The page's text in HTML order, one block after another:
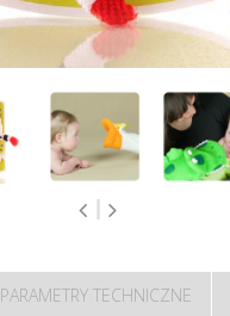
PARAMETRY TECHNICZNE